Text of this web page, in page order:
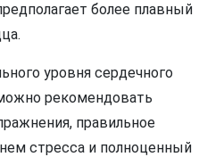
более плавный
уровня сердечного
рекомендовать
правильное
стресса и полноценный